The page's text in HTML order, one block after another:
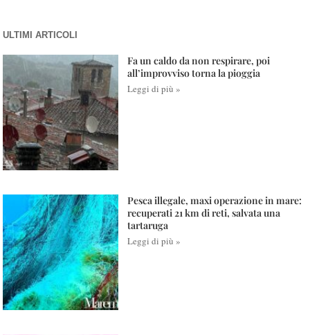
ULTIMI ARTICOLI
Fa un caldo da non respirare, poi
all’improvviso torna la pioggia
Leggi di più »
Pesca illegale, maxi operazione in mare:
recuperati 21 km di reti, salvata una
tartaruga
Leggi di più »